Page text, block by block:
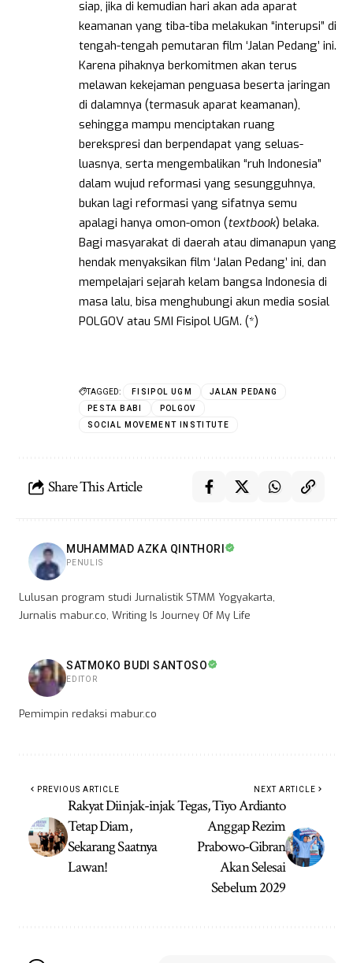
siap, jika di kemudian hari akan ada aparat
keamanan yang tiba-tiba melakukan “interupsi” di
tengah-tengah pemutaran film ‘Jalan Pedang’ ini.
Karena pihaknya berkomitmen akan terus
melawan kekejaman penguasa beserta jaringan
di dalamnya (termasuk aparat keamanan),
sehingga mampu menciptakan ruang
berekspresi dan berpendapat yang seluas-
luasnya, serta mengembalikan “ruh Indonesia”
dalam wujud reformasi yang sesungguhnya,
bukan lagi reformasi yang sifatnya semu
apalagi hanya omon-omon (textbook) belaka.
Bagi masyarakat di daerah atau dimanapun yang
hendak menyaksikan film ‘Jalan Pedang’ ini, dan
mempelajari sejarah kelam bangsa Indonesia di
masa lalu, bisa menghubungi akun media sosial
POLGOV atau SMI Fisipol UGM. (*)
TAGGED: FISIPOL UGM
JALAN PEDANG
PESTA BABI
POLGOV
SOCIAL MOVEMENT INSTITUTE
Share This Article
MUHAMMAD AZKA QINTHORI
PENULIS
Lulusan program studi Jurnalistik STMM Yogyakarta,
Jurnalis mabur.co, Writing Is Journey Of My Life
SATMOKO BUDI SANTOSO
EDITOR
Pemimpin redaksi mabur.co
PREVIOUS ARTICLE
Rakyat Diinjak-injak
Tetap Diam,
Sekarang Saatnya
Lawan!
NEXT ARTICLE
Tegas, Tiyo Ardianto
Anggap Rezim
Prabowo-Gibran
Akan Selesai
Sebelum 2029